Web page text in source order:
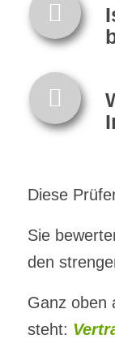
Diese
Sie
den
Ganz oben
steht: